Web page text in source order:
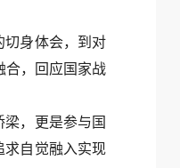
切身体会，到对
合，回应国家战
，更是参与国
求自觉融入实现